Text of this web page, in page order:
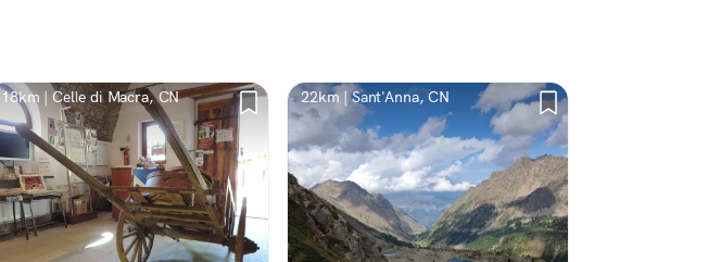
18km | Celle di Macra, CN 22km | Sant'Anna, CN